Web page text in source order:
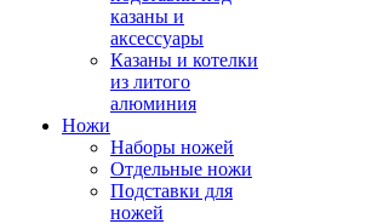
казаны и
аксессуары
Казаны и котелки
из литого
алюминия
Ножи
Наборы ножей
Отдельные ножи
Подставки для
ножей